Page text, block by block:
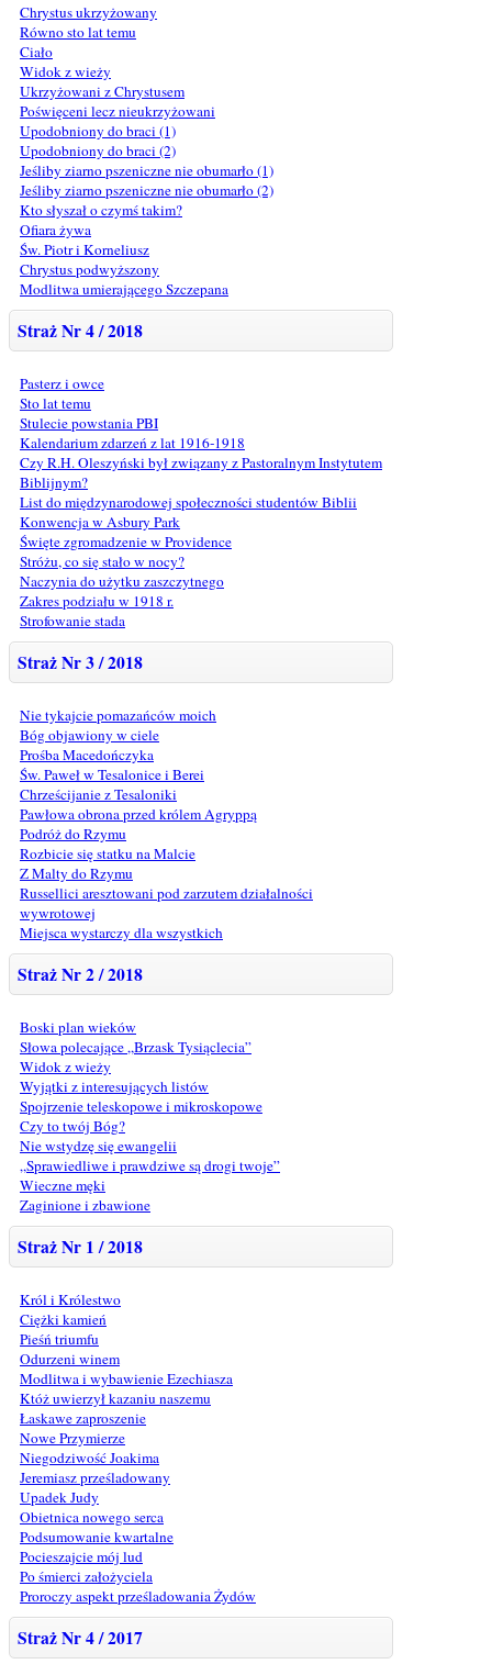
Chrystus ukrzyżowany
Równo sto lat temu
Ciało
Widok z wieży
Ukrzyżowani z Chrystusem
Poświęceni lecz nieukrzyżowani
Upodobniony do braci (1)
Upodobniony do braci (2)
Jeśliby ziarno pszeniczne nie obumarło (1)
Jeśliby ziarno pszeniczne nie obumarło (2)
Kto słyszał o czymś takim?
Ofiara żywa
Św. Piotr i Korneliusz
Chrystus podwyższony
Modlitwa umierającego Szczepana
Straż Nr 4 / 2018
Pasterz i owce
Sto lat temu
Stulecie powstania PBI
Kalendarium zdarzeń z lat 1916‑1918
Czy R.H. Oleszyński był związany z Pastoralnym Instytutem
Biblijnym?
List do międzynarodowej społeczności studentów Biblii
Konwencja w Asbury Park
Święte zgromadzenie w Providence
Stróżu, co się stało w nocy?
Naczynia do użytku zaszczytnego
Zakres podziału w 1918 r.
Strofowanie stada
Straż Nr 3 / 2018
Nie tykajcie pomazańców moich
Bóg objawiony w ciele
Prośba Macedończyka
Św. Paweł w Tesalonice i Berei
Chrześcijanie z Tesaloniki
Pawłowa obrona przed królem Agryppą
Podróż do Rzymu
Rozbicie się statku na Malcie
Z Malty do Rzymu
Russellici aresztowani pod zarzutem działalności
wywrotowej
Miejsca wystarczy dla wszystkich
Straż Nr 2 / 2018
Boski plan wieków
Słowa polecające „Brzask Tysiąclecia”
Widok z wieży
Wyjątki z interesujących listów
Spojrzenie teleskopowe i mikroskopowe
Czy to twój Bóg?
Nie wstydzę się ewangelii
„Sprawiedliwe i prawdziwe są drogi twoje”
Wieczne męki
Zaginione i zbawione
Straż Nr 1 / 2018
Król i Królestwo
Ciężki kamień
Pieśń triumfu
Odurzeni winem
Modlitwa i wybawienie Ezechiasza
Któż uwierzył kazaniu naszemu
Łaskawe zaproszenie
Nowe Przymierze
Niegodziwość Joakima
Jeremiasz prześladowany
Upadek Judy
Obietnica nowego serca
Podsumowanie kwartalne
Pocieszajcie mój lud
Po śmierci założyciela
Proroczy aspekt prześladowania Żydów
Straż Nr 4 / 2017